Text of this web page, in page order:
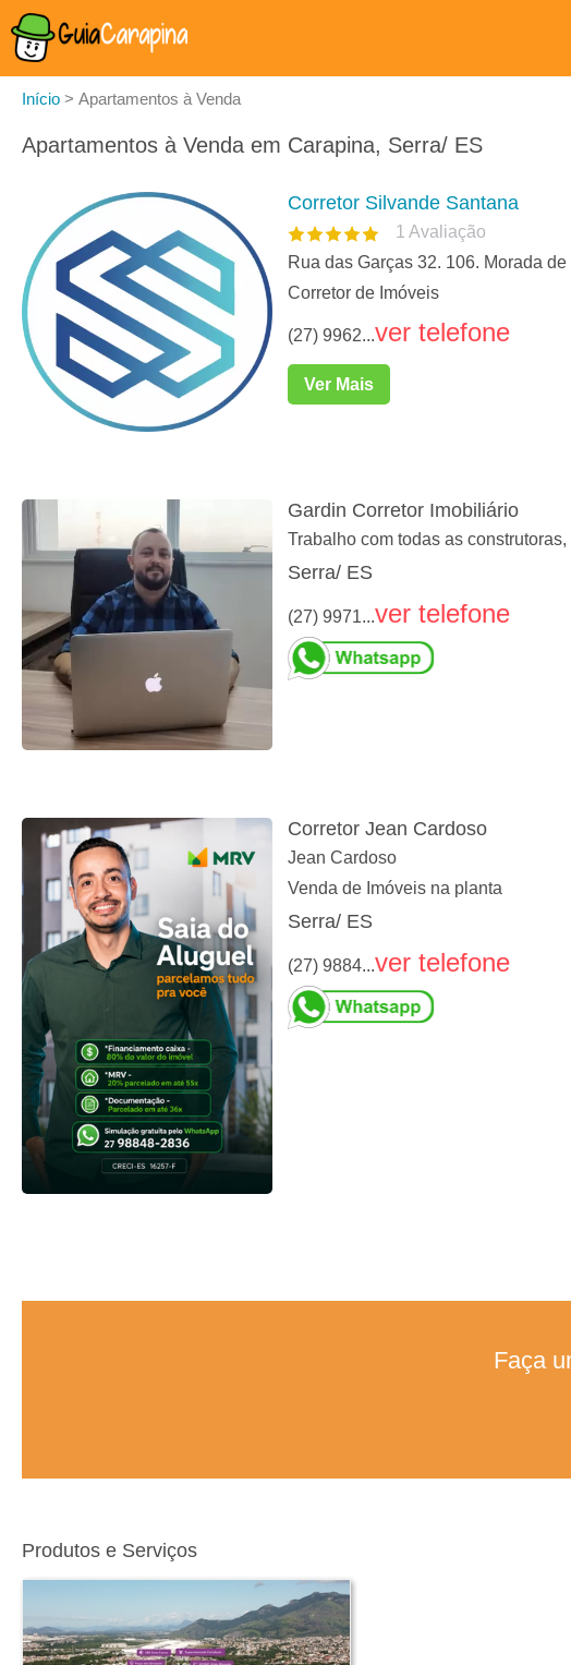
Início > Apartamentos à Venda
Apartamentos à Venda em Carapina, Serra/ ES
Corretor Silvande Santana
1 Avaliação
Rua das Garças 32. 106. Morada
Corretor de Imóveis
(27) 9962...ver telefone
Ver Mais
Gardin Corretor Imobiliário
Trabalho com todas as
Serra/ ES
(27) 9971...ver telefone
Corretor Jean Cardoso
Jean Cardoso
Venda de Imóveis na planta
Serra/ ES
(27) 9884...ver telefone
Faça
Produtos e Serviços